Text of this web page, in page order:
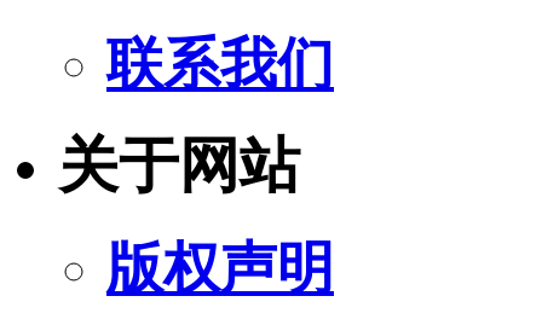
联系我们
关于网站
版权声明